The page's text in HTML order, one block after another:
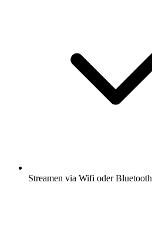
Streamen via Wifi oder Bluetooth